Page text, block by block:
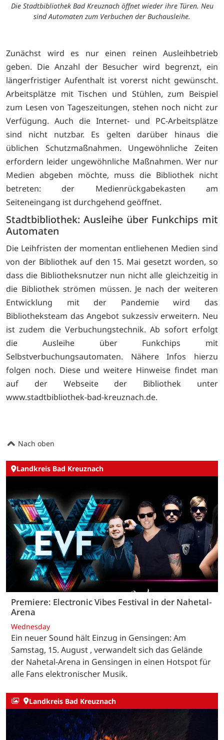
Die Stadtbibliothek Bad Kreuznach öffnet wieder ihre Türen. Neu
sind Automaten zum Verbuchen der Buchausleihe.
Zunächst wird es nur einen reinen Ausleihbetrieb
geben. Die Anzahl der Besucher wird begrenzt, ein
längerfristiger Aufenthalt ist vorerst nicht gewünscht.
Arbeitsplätze mit Tischen und Stühlen, zum Beispiel
zum Lesen von Tageszeitungen, stehen noch nicht zur
Verfügung. Auch die Internet- und PC-Arbeitsplätze
sind nicht nutzbar. Es gelten darüber hinaus die
üblichen Schutzmaßnahmen. Ungewöhnliche Zeiten
erfordern leider ungewöhnliche Maßnahmen. Wer nur
Medien abgeben möchte, muss die Bibliothek nicht
betreten: der Medienrückgabekasten am
Seiteneingang ist durchgehend geöffnet.
Stadtbibliothek: Ausleihe über Funkchips mit
Automaten
Die Leihfristen der momentan entliehenen Medien sind
von der Bibliothek auf den 15. Mai gesetzt worden, so
dass die Bibliotheksnutzer nun nicht alle gleichzeitig in
die Bibliothek strömen müssen. Je nach der weiteren
Entwicklung mit der Pandemie wird das
Bibliotheksteam das Angebot sukzessiv erweitern. Neu
ist zudem die Verbuchungstechnik. Ab sofort erfolgt
die Ausleihe über Funkchips mit
Selbstverbuchungsautomaten. Nähere Infos hierzu
folgen noch. Diese und weitere Hinweise findet man
auf der Webseite der Bibliothek unter
www.stadtbibliothek-bad-kreuznach.de.
Nach oben
Landkreis Bad Kreuznach
Premiere: Electronic Vibes Festival in der Nahetal-
Arena
Wednesday
Ein neuer Sound hält Einzug in Gensingen: Am
Samstag, 15. August , verwandelt sich das Gelände
der Nahetal-Arena in Gensingen in einen Hotspot für
alle Fans elektronischer Musik.
Landkreis Bad Kreuznach